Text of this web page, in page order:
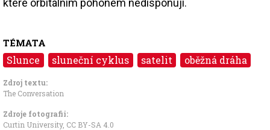
které orbitálním pohonem nedisponují.
TÉMATA
Slunce sluneční cyklus satelit oběžná dráha
Zdroj textu:
The Conversation
Zdroje fotografii:
Curtin University, CC BY-SA 4.0